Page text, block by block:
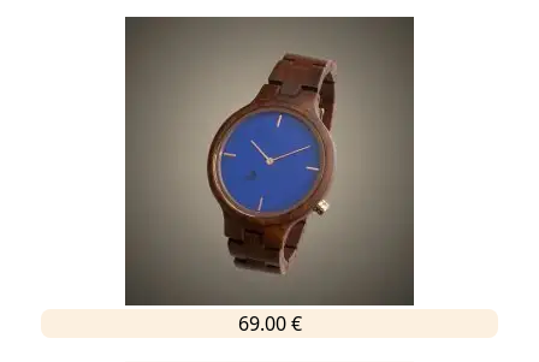
69.00 €